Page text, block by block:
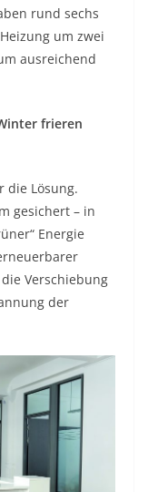
rund sechs
um zwei
ausreichend
frieren
die Lösung.
gesichert – in
Energie
Verschiebung
der